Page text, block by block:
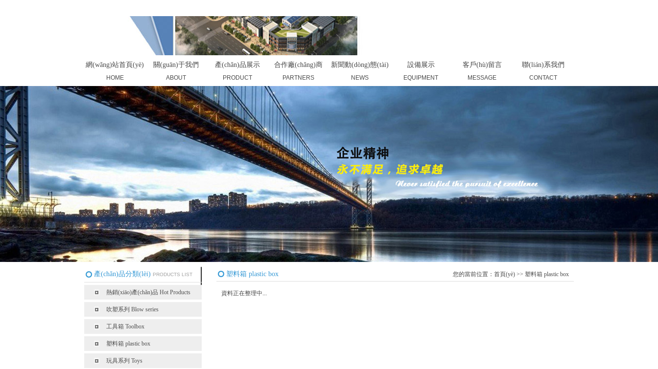
網(wǎng)站首頁(yè)
HOME
關(guān)于我們
ABOUT
產(chǎn)品展示
PRODUCT
合作廠(chǎng)商
PARTNERS
新聞動(dòng)態(tài)
NEWS
設備展示
EQUIPMENT
客戶(hù)留言
MESSAGE
聯(lián)系我們
CONTACT
產(chǎn)品分類(lèi) PRODUCTS LIST
熱銷(xiāo)產(chǎn)品 Hot Products
吹塑系列 Blow series
工具箱 Toolbox
塑料箱 plastic box
玩具系列 Toys
塑料箱 plastic box 您的當前位置： 首頁(yè) >> 塑料箱 plastic box
資料正在整理中...